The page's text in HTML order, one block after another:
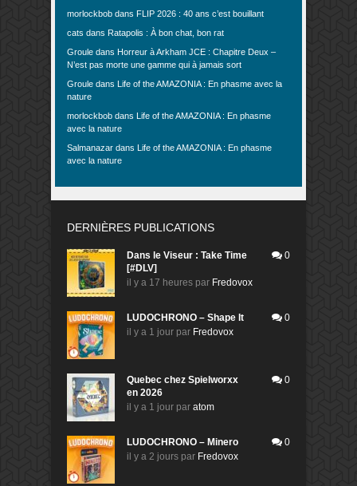
morlockbob dans FLIP 2026 : 40 ans c’est bouillant
cats dans Ratapolis : À bon chat, bon rat
Groule dans Horreur à Arkham JCE : Chapitre Deux –
N’est pas morte une gamme qui à jamais sort
Groule dans Life of the AMAZONIA : En phasme avec la
nature
morlockbob dans Life of the AMAZONIA : En phasme
avec la nature
Salmanazar dans Life of the AMAZONIA : En phasme
avec la nature
DERNIÈRES PUBLICATIONS
Dans le Viseur : Take Time
[#DLV]
il y a 17 heures par Fredovox
0
LUDOCHRONO – Shape It
il y a 1 jour par Fredovox
0
Quebec chez Spielworxx
en 2026
il y a 1 jour par atom
0
LUDOCHRONO – Minero
il y a 2 jours par Fredovox
0